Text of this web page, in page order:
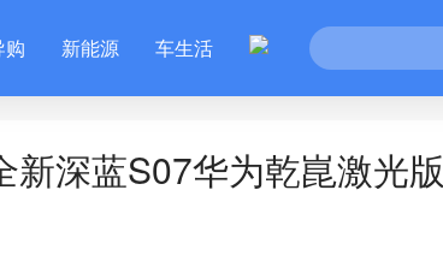
购 新能源 车生活
深蓝S07华为乾崑激光版